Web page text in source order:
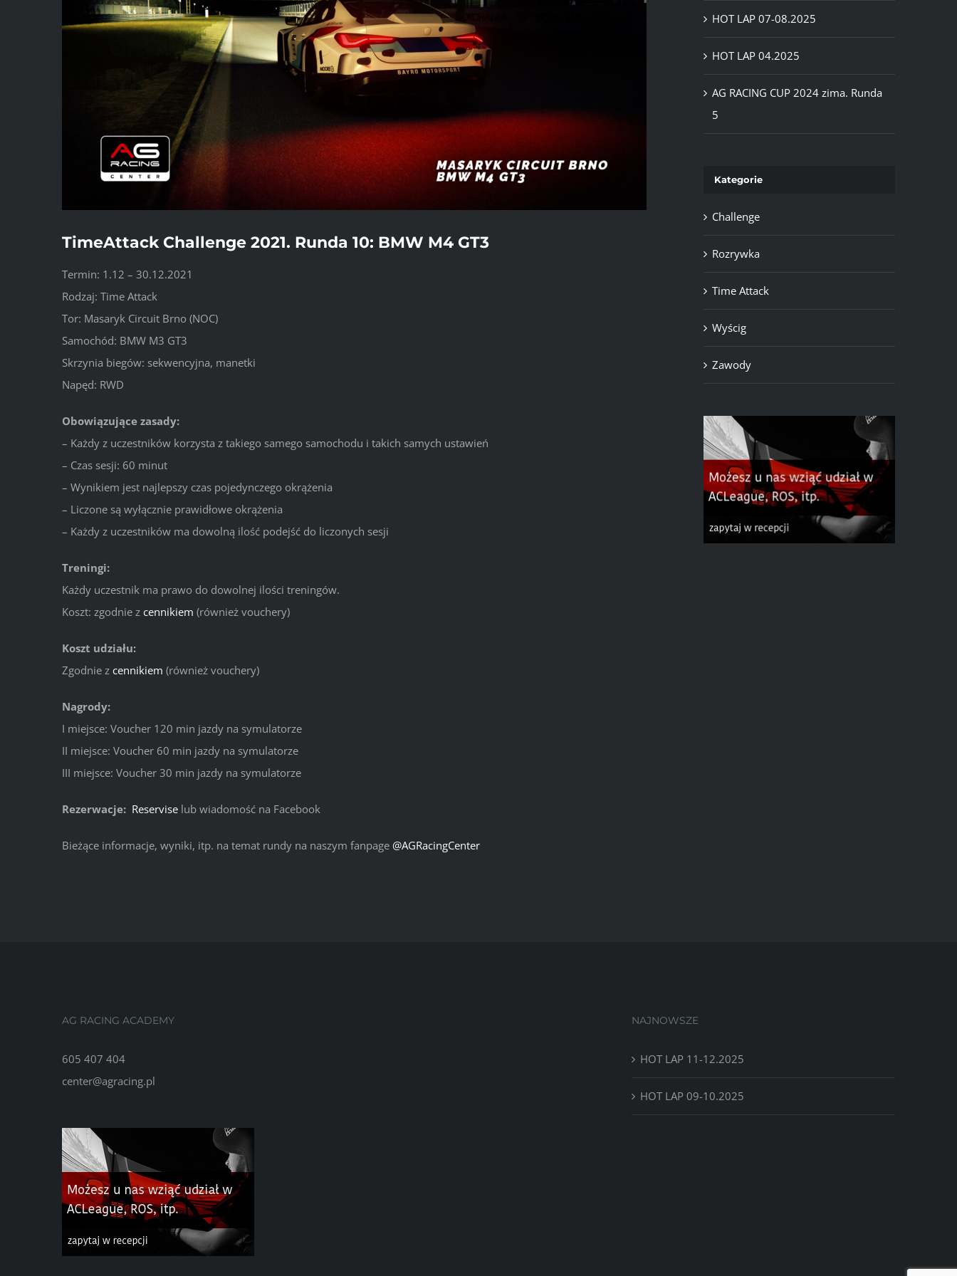
TimeAttack Challenge 2021. Runda 10: BMW M4 GT3
Termin: 1.12 – 30.12.2021
Rodzaj: Time Attack
Tor: Masaryk Circuit Brno (NOC)
Samochód: BMW M3 GT3
Skrzynia biegów: sekwencyjna, manetki
Napęd: RWD
Obowiązujące zasady:
– Każdy z uczestników korzysta z takiego samego samochodu i takich samych ustawień
– Czas sesji: 60 minut
– Wynikiem jest najlepszy czas pojedynczego okrążenia
– Liczone są wyłącznie prawidłowe okrążenia
– Każdy z uczestników ma dowolną ilość podejść do liczonych sesji
Treningi:
Każdy uczestnik ma prawo do dowolnej ilości treningów.
Koszt: zgodnie z cennikiem (również vouchery)
Koszt udziału:
Zgodnie z cennikiem (również vouchery)
Nagrody:
I miejsce: Voucher 120 min jazdy na symulatorze
II miejsce: Voucher 60 min jazdy na symulatorze
III miejsce: Voucher 30 min jazdy na symulatorze
Rezerwacje: Reservise lub wiadomość na Facebook
Bieżące informacje, wyniki, itp. na temat rundy na naszym fanpage @AGRacingCenter
HOT LAP 07-08.2025
HOT LAP 04.2025
AG RACING CUP 2024 zima. Runda
5
Kategorie
Challenge
Rozrywka
Time Attack
Wyścig
Zawody
AG RACING ACADEMY
605 407 404
center@agracing.pl
NAJNOWSZE
HOT LAP 11-12.2025
HOT LAP 09-10.2025